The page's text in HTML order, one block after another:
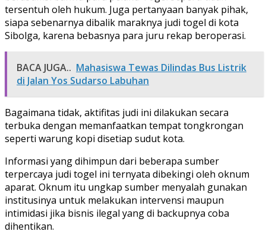
tersentuh oleh hukum. Juga pertanyaan banyak pihak,
siapa sebenarnya dibalik maraknya judi togel di kota
Sibolga, karena bebasnya para juru rekap beroperasi.
BACA JUGA.. Mahasiswa Tewas Dilindas Bus Listrik
di Jalan Yos Sudarso Labuhan
Bagaimana tidak, aktifitas judi ini dilakukan secara
terbuka dengan memanfaatkan tempat tongkrongan
seperti warung kopi disetiap sudut kota.
Informasi yang dihimpun dari beberapa sumber
terpercaya judi togel ini ternyata dibekingi oleh oknum
aparat. Oknum itu ungkap sumber menyalah gunakan
institusinya untuk melakukan intervensi maupun
intimidasi jika bisnis ilegal yang di backupnya coba
dihentikan.